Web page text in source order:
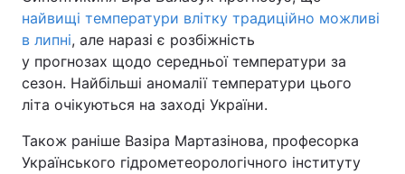
найвищі температури влітку традиційно можливі
в липні, але наразі є розбіжність
у прогнозах щодо середньої температури за
сезон. Найбільші аномалії температури цього
літа очікуються на заході України.
Також раніше Вазіра Мартазінова, професорка
Українського гідрометеорологічного інституту